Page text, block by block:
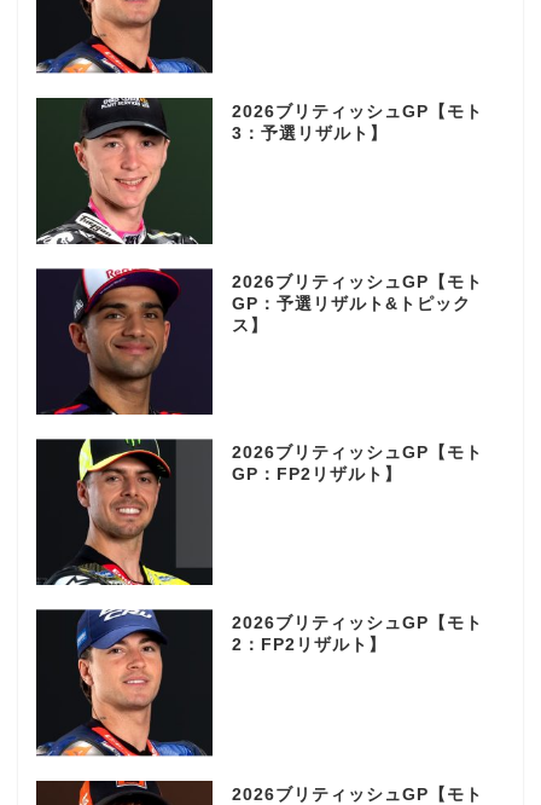
2026ブリティッシュGP【モト
3：予選リザルト】
2026ブリティッシュGP【モト
GP：予選リザルト&トピック
ス】
2026ブリティッシュGP【モト
GP：FP2リザルト】
2026ブリティッシュGP【モト
2：FP2リザルト】
2026ブリティッシュGP【モト